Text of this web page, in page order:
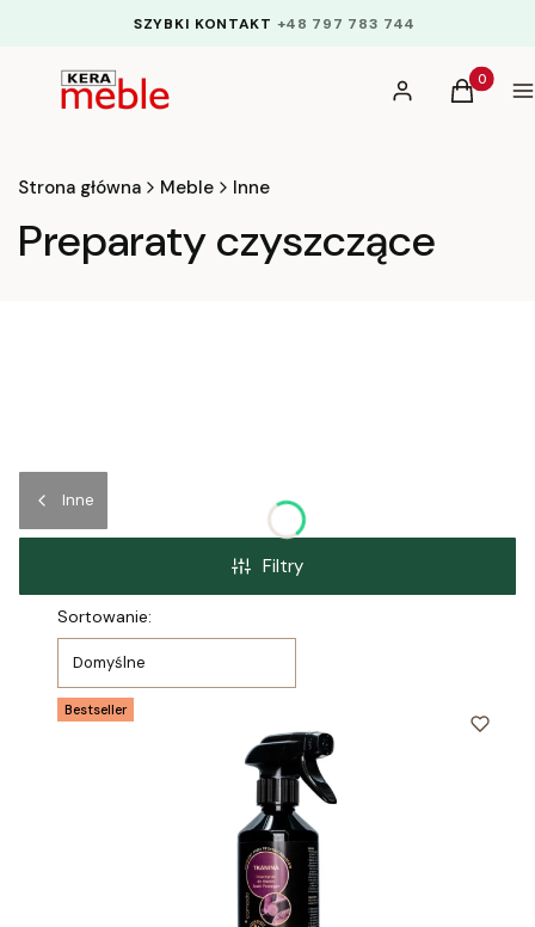
SZYBKI KONTAKT +48 797 783 744
Zaloguj sięProdukty
Koszyk
Strona główna Meble Inne
Preparaty czyszczące
Inne
Filtry
Lista produktów
Sortowanie:
Domyślne
Bestseller